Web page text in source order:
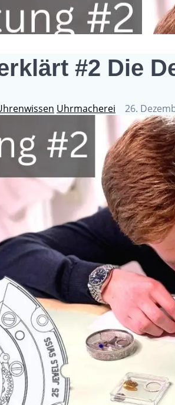
#2 Die
Uhrmacherei 26.